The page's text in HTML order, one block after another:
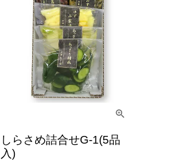
しらさめ詰合せG-1(5品
入)